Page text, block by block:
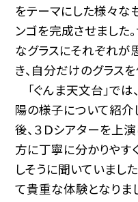
をテーマにした様々な
ンゴを完成させました
なグラスにそれぞれが
き、自分だけのグラスを
「ぐんま天文台」で
陽の様子について紹介
後、３Ｄシアターを上
方に丁寧に分かりやす
しそうに聞いていまし
て貴重な体験となりま